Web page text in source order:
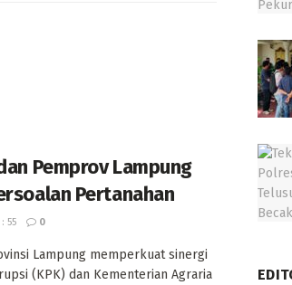
Pemprov Lampung
Pertanahan
55 0
Lampung memperkuat sinergi
(KPK) dan Kementerian Agraria